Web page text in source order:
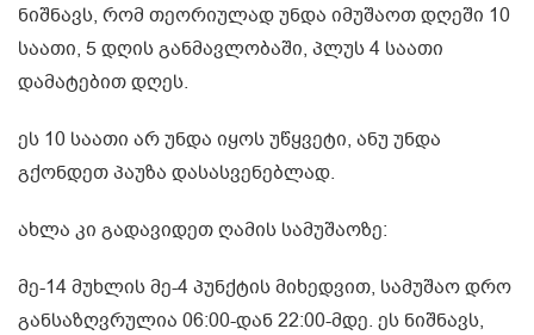
ნიშნავს, რომ თეორიულად უნდა იმუშაოთ დღეში 10
საათი, 5 დღის განმავლობაში, პლუს 4 საათი
დამატებით დღეს.
ეს 10 საათი არ უნდა იყოს უწყვეტი, ანუ უნდა
გქონდეთ პაუზა დასასვენებლად.
ახლა კი გადავიდეთ ღამის სამუშაოზე:
მე-14 მუხლის მე-4 პუნქტის მიხედვით, სამუშაო დრო
განსაზღვრულია 06:00-დან 22:00-მდე. ეს ნიშნავს,